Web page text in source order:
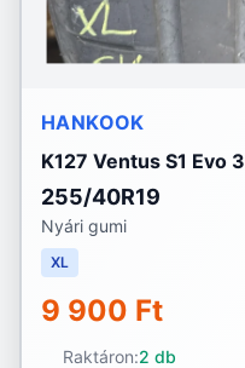
HANKOOK
K127 Ventus S1 Evo 3
255/40R19
Nyári gumi
XL
9 900 Ft
Raktáron:2 db